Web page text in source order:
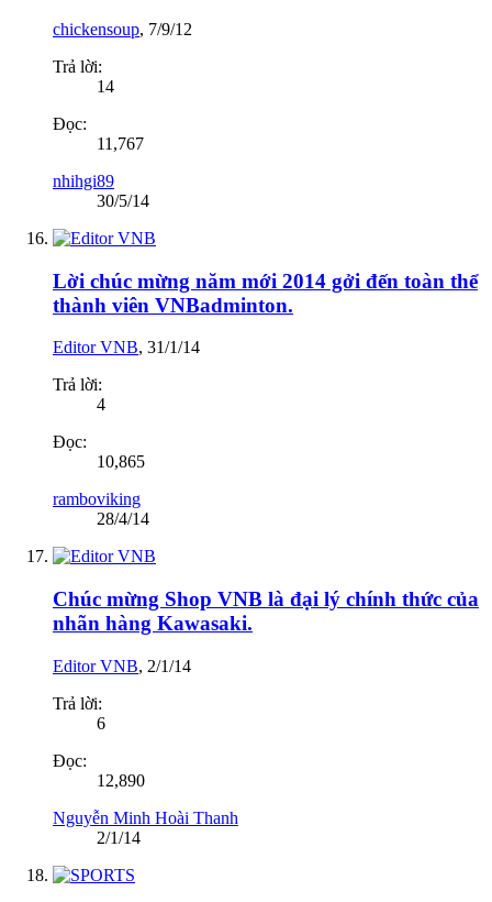
chickensoup, 7/9/12
Trả lời:
14
Đọc:
11,767
nhihgi89
30/5/14
Lời chúc mừng năm mới 2014 gởi đến toàn thể
thành viên VNBadminton.
Editor VNB, 31/1/14
Trả lời:
4
Đọc:
10,865
ramboviking
28/4/14
Chúc mừng Shop VNB là đại lý chính thức của
nhãn hàng Kawasaki.
Editor VNB, 2/1/14
Trả lời:
6
Đọc:
12,890
Nguyễn Minh Hoài Thanh
2/1/14